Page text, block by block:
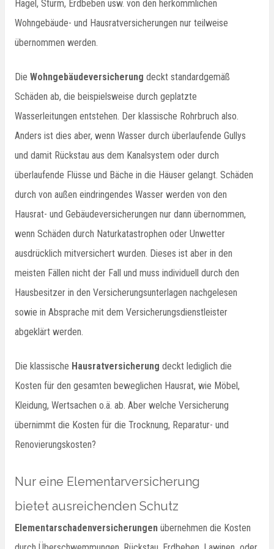
Hagel, Sturm, Erdbeben usw. von den herkömmlichen
Wohngebäude- und Hausratversicherungen nur teilweise
übernommen werden.
Die Wohngebäudeversicherung deckt standardgemäß
Schäden ab, die beispielsweise durch geplatzte
Wasserleitungen entstehen. Der klassische Rohrbruch also.
Anders ist dies aber, wenn Wasser durch überlaufende Gullys
und damit Rückstau aus dem Kanalsystem oder durch
überlaufende Flüsse und Bäche in die Häuser gelangt. Schäden
durch von außen eindringendes Wasser werden von den
Hausrat- und Gebäudeversicherungen nur dann übernommen,
wenn Schäden durch Naturkatastrophen oder Unwetter
ausdrücklich mitversichert wurden. Dieses ist aber in den
meisten Fällen nicht der Fall und muss individuell durch den
Hausbesitzer in den Versicherungsunterlagen nachgelesen
sowie in Absprache mit dem Versicherungsdienstleister
abgeklärt werden.
Die klassische Hausratversicherung deckt lediglich die
Kosten für den gesamten beweglichen Hausrat, wie Möbel,
Kleidung, Wertsachen o.ä. ab. Aber welche Versicherung
übernimmt die Kosten für die Trocknung, Reparatur- und
Renovierungskosten?
Nur eine Elementarversicherung
bietet ausreichenden Schutz
Elementarschadenversicherungen übernehmen die Kosten